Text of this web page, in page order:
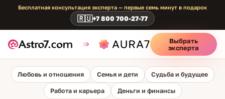
Бесплатная консультация эксперта — первые семь минут в подарок
🇷🇺+7 800 700-27-77
Выбрать
эксперта
Любовь и отношения Семья и дети Судьба и будущее
Работа и карьера Деньги и финансы